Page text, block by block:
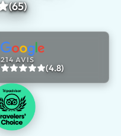
(65)
214 AVIS
(4.8)